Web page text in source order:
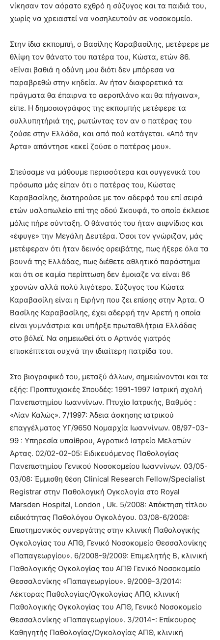
νίκησαν τον αόρατο εχθρό η σύζυγος και τα παιδιά του,
χωρίς να χρειαστεί να νοσηλευτούν σε νοσοκομείο.
Στην ίδια εκπομπή, ο Βασίλης Καραβασίλης, μετέφερε με
θλίψη τον θάνατο του πατέρα του, Κώστα, ετών 86.
«Είναι βαθιά η οδύνη μου διότι δεν μπόρεσα να
παραβρεθώ στην κηδεία. Αν ήταν διαφορετικά τα
πράγματα θα έπαιρνα το αεροπλάνο και θα πήγαινα»,
είπε. Η δημοσιογράφος της εκπομπής μετέφερε τα
συλλυπητήριά της, ρωτώντας τον αν ο πατέρας του
ζούσε στην Ελλάδα, και από πού κατάγεται. «Από την
Άρτα» απάντησε «εκεί ζούσε ο πατέρας μου».
Σπεύσαμε να μάθουμε περισσότερα και συγγενικά του
πρόσωπα μάς είπαν ότι ο πατέρας του, Κώστας
Καραβασίλης, διατηρούσε με τον αδερφό του επί σειρά
ετών υαλοπωλείο επί της οδού Σκουφά, το οποίο έκλεισε
μόλις πήρε σύνταξη. Ο θάνατός του ήταν αιφνίδιος και
«έφυγε» την Μεγάλη Δευτέρα. Όσοι τον γνώριζαν, μάς
μετέφεραν ότι ήταν δεινός ορειβάτης, πως ήξερε όλα τα
βουνά της Ελλάδας, πως διέθετε αθλητικό παράστημα
και ότι σε καμία περίπτωση δεν έμοιαζε να είναι 86
χρονών αλλά πολύ λιγότερο. Σύζυγος του Κώστα
Καραβασίλη είναι η Ειρήνη που ζει επίσης στην Άρτα. Ο
Βασίλης Καραβασίλης, έχει αδερφή την Αρετή η οποία
είναι γυμνάστρια και υπήρξε πρωταθλήτρια Ελλάδας
στο βόλεϊ. Να σημειωθεί ότι ο Αρτινός γιατρός
επισκέπτεται συχνά την ιδιαίτερη πατρίδα του.
Στο βιογραφικό του, μεταξύ άλλων, σημειώνονται και τα
εξής: Προπτυχιακές Σπουδές: 1991-1997 Ιατρική σχολή
Πανεπιστημίου Ιωαννίνων. Πτυχίο Ιατρικής, Βαθμός :
«Λίαν Καλώς». 7/1997: Άδεια άσκησης ιατρικού
επαγγέλματος ΥΓ/9650 Νομαρχία Ιωαννίνων. 08/97-03-
99 : Υπηρεσία υπαίθρου, Αγροτικό Ιατρείο Μελατών
Άρτας. 02/02-02-05: Ειδικευόμενος Παθολογίας
Πανεπιστημίου Γενικού Νοσοκομείου Ιωαννίνων. 03/05-
03/08: Έμμισθη θέση Clinical Research Fellow/Specialist
Registrar στην Παθολογική Ογκολογία στο Royal
Marsden Hospital, London , Uk. 5/2008: Απόκτηση τίτλου
ειδικότητας Παθολόγου Ογκολόγου. 03/08-6/2008:
Επιστημονικός συνεργάτης στην κλινική Παθολογικής
Ογκολογίας του ΑΠΘ, Γενικό Νοσοκομείο Θεσσαλονίκης
«Παπαγεωργίου». 6/2008-9/2009: Επιμελητής Β, κλινική
Παθολογικής Ογκολογίας του ΑΠΘ Γενικό Νοσοκομείο
Θεσσαλονίκης «Παπαγεωργίου». 9/2009-3/2014:
Λέκτορας Παθολογίας/Ογκολογίας ΑΠΘ, κλινική
Παθολογικής Ογκολογίας του ΑΠΘ, Γενικό Νοσοκομείο
Θεσσαλονίκης «Παπαγεωργίου». 3/2014-: Επίκουρος
Καθηγητής Παθολογίας/Ογκολογίας ΑΠΘ, κλινική